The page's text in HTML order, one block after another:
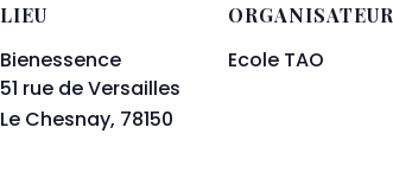
LIEU
Bienessence
51 rue de Versailles
Le Chesnay, 78150
ORGANISATEUR
Ecole TAO